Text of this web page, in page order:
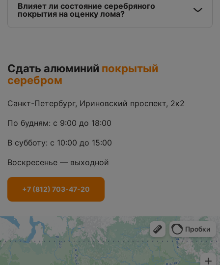
Влияет ли состояние серебряного
покрытия на оценку лома?
Сдать алюминий покрытый
серебром
Санкт-Петербург, Ириновский проспект, 2к2
По будням: с 9:00 до 18:00
В субботу: с 10:00 до 15:00
Воскресенье — выходной
+7 (812) 703-47-20